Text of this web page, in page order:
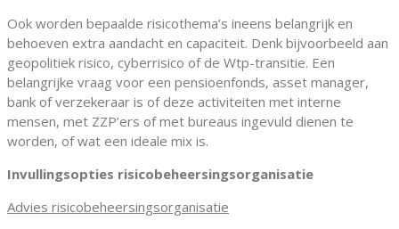
Ook worden bepaalde risicothema’s ineens belangrijk en
behoeven extra aandacht en capaciteit. Denk bijvoorbeeld aan
geopolitiek risico, cyberrisico of de Wtp-transitie. Een
belangrijke vraag voor een pensioenfonds, asset manager,
bank of verzekeraar is of deze activiteiten met interne
mensen, met ZZP’ers of met bureaus ingevuld dienen te
worden, of wat een ideale mix is.
Invullingsopties risicobeheersingsorganisatie
Advies risicobeheersingsorganisatie